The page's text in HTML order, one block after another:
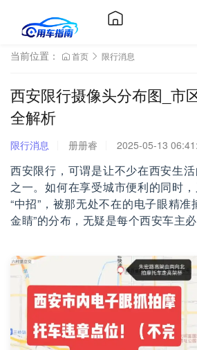
当前位置： 首页 限行消息
西安限行摄像头分布图_市
全解析
限行消息 册册睿 2025-05-13
西安限行，可谓是让不少在西安生
之一。如何在享受城市便利的同时
“中招”，被那无处不在的电子眼精准
金睛”的分布，无疑是每个西安车主必